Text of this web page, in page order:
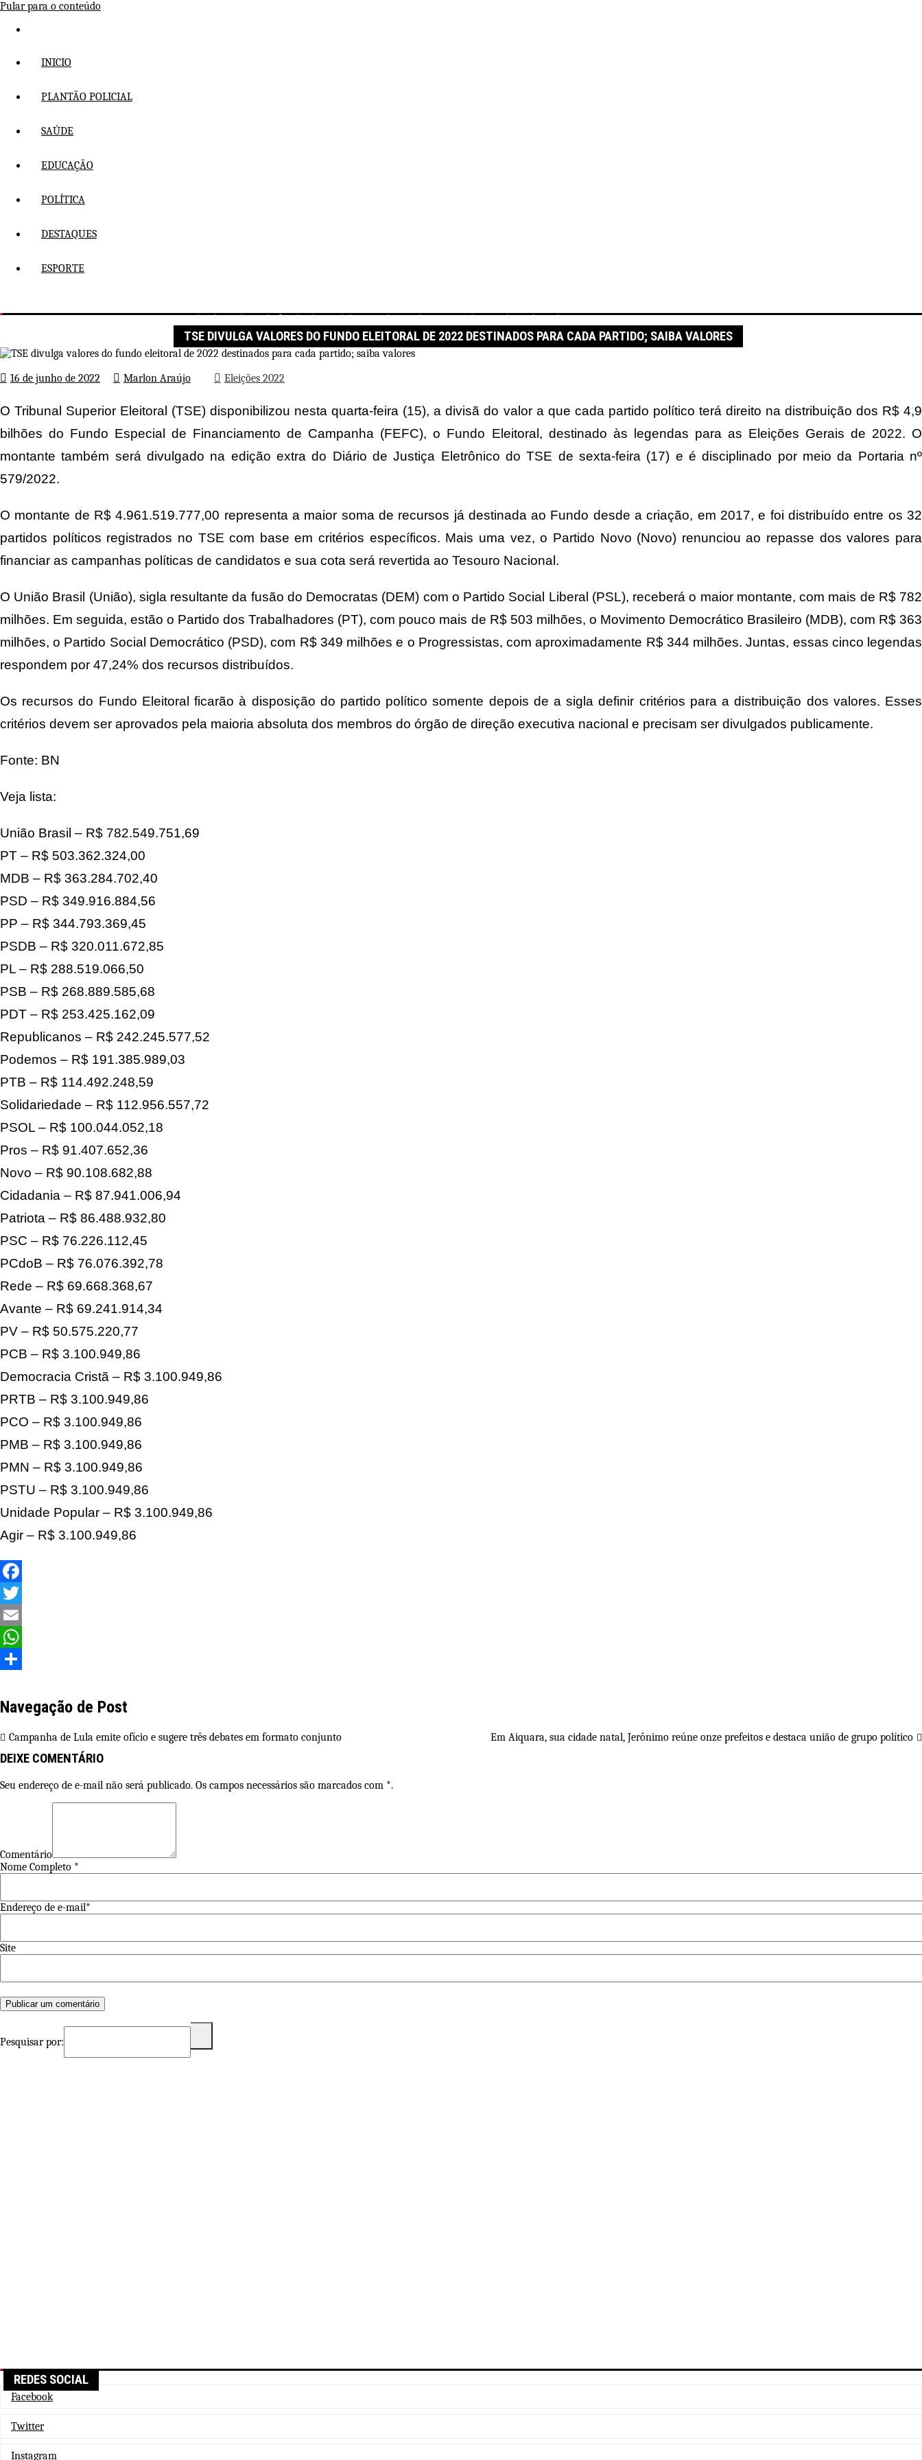
Pular para o conteúdo
INICIO
PLANTÃO POLICIAL
SAÚDE
EDUCAÇÃO
POLÍTICA
DESTAQUES
ESPORTE
TSE divulga valores do fundo eleitoral de 2022 destinados para cada partido; saiba valores
TSE DIVULGA VALORES DO FUNDO ELEITORAL DE 2022 DESTINADOS PARA CADA PARTIDO; SAIBA VALORES
16 de junho de 2022 Marlon Araújo Eleições 2022
O Tribunal Superior Eleitoral (TSE) disponibilizou nesta quarta-feira (15), a divisã do valor a que cada partido político terá direito na distribuição dos R$ 4,9
bilhões do Fundo Especial de Financiamento de Campanha (FEFC), o Fundo Eleitoral, destinado às legendas para as Eleições Gerais de 2022. O
montante também será divulgado na edição extra do Diário de Justiça Eletrônico do TSE de sexta-feira (17) e é disciplinado por meio da Portaria nº
579/2022.
O montante de R$ 4.961.519.777,00 representa a maior soma de recursos já destinada ao Fundo desde a criação, em 2017, e foi distribuído entre os 32
partidos políticos registrados no TSE com base em critérios específicos. Mais uma vez, o Partido Novo (Novo) renunciou ao repasse dos valores para
financiar as campanhas políticas de candidatos e sua cota será revertida ao Tesouro Nacional.
O União Brasil (União), sigla resultante da fusão do Democratas (DEM) com o Partido Social Liberal (PSL), receberá o maior montante, com mais de R$ 782
milhões. Em seguida, estão o Partido dos Trabalhadores (PT), com pouco mais de R$ 503 milhões, o Movimento Democrático Brasileiro (MDB), com R$ 363
milhões, o Partido Social Democrático (PSD), com R$ 349 milhões e o Progressistas, com aproximadamente R$ 344 milhões. Juntas, essas cinco legendas
respondem por 47,24% dos recursos distribuídos.
Os recursos do Fundo Eleitoral ficarão à disposição do partido político somente depois de a sigla definir critérios para a distribuição dos valores. Esses
critérios devem ser aprovados pela maioria absoluta dos membros do órgão de direção executiva nacional e precisam ser divulgados publicamente.
Fonte: BN
Veja lista:
União Brasil – R$ 782.549.751,69
PT – R$ 503.362.324,00
MDB – R$ 363.284.702,40
PSD – R$ 349.916.884,56
PP – R$ 344.793.369,45
PSDB – R$ 320.011.672,85
PL – R$ 288.519.066,50
PSB – R$ 268.889.585,68
PDT – R$ 253.425.162,09
Republicanos – R$ 242.245.577,52
Podemos – R$ 191.385.989,03
PTB – R$ 114.492.248,59
Solidariedade – R$ 112.956.557,72
PSOL – R$ 100.044.052,18
Pros – R$ 91.407.652,36
Novo – R$ 90.108.682,88
Cidadania – R$ 87.941.006,94
Patriota – R$ 86.488.932,80
PSC – R$ 76.226.112,45
PCdoB – R$ 76.076.392,78
Rede – R$ 69.668.368,67
Avante – R$ 69.241.914,34
PV – R$ 50.575.220,77
PCB – R$ 3.100.949,86
Democracia Cristã – R$ 3.100.949,86
PRTB – R$ 3.100.949,86
PCO – R$ 3.100.949,86
PMB – R$ 3.100.949,86
PMN – R$ 3.100.949,86
PSTU – R$ 3.100.949,86
Unidade Popular – R$ 3.100.949,86
Agir – R$ 3.100.949,86
Facebook
Twitter
Email
WhatsApp
Navegação de Post
Campanha de Lula emite ofício e sugere três debates em formato conjunto Em Aiquara, sua cidade natal, Jerônimo reúne onze prefeitos e destaca união de grupo político
DEIXE COMENTÁRIO
Seu endereço de e-mail não será publicado. Os campos necessários são marcados com *.
Comentário
Nome Completo *
Endereço de e-mail*
Site
Pesquisar por:
REDES SOCIAL
Facebook
Twitter
Instagram